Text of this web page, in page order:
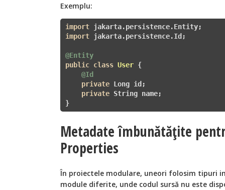
Exemplu:
import
import jakarta.persistence.Id;
@Entity
public class User {
@Id
private Long id;
private String name;
}
Metadate îmbunătățite
Properties
În proiectele modulare, uneori folosim tipuri
module diferite, unde codul sursă nu este